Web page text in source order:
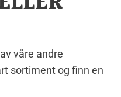
våre andre
sortiment og finn en